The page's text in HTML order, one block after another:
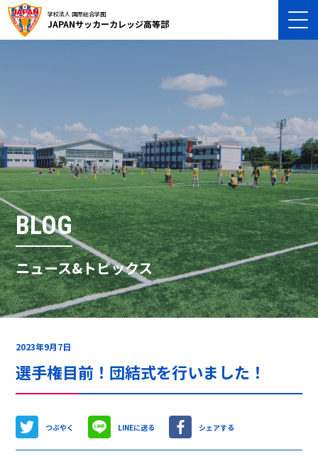
学校法人 国際総合学園
JAPANサッカーカレッジ高等部
BLOG
ニュース&トピックス
2023年9月7日
選手権目前！団結式を行いました！
つぶやく LINEに送る シェアする